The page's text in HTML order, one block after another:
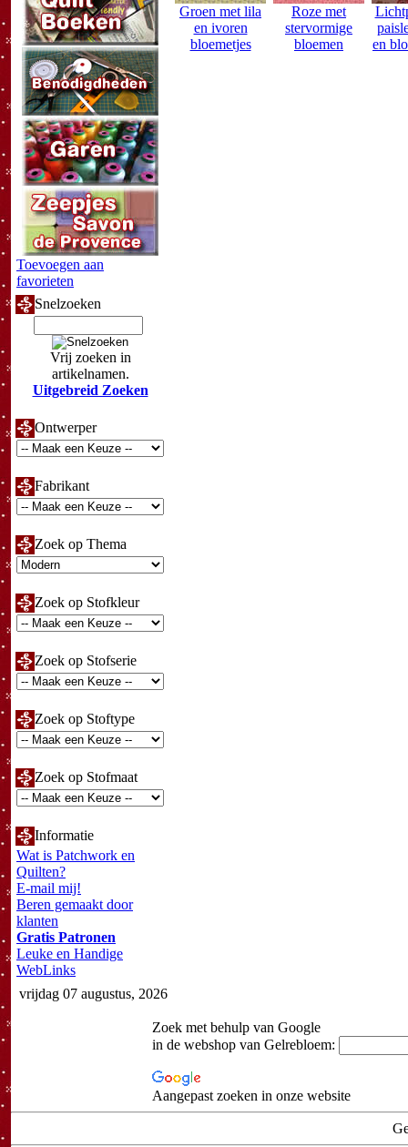
Toevoegen aan
favorieten
Snelzoeken
Vrij zoeken in
artikelnamen.
Uitgebreid Zoeken
Ontwerper
Fabrikant
Zoek op Thema
Zoek op Stofkleur
Zoek op Stofserie
Zoek op Stoftype
Zoek op Stofmaat
Informatie
Wat is Patchwork en
Quilten?
E-mail mij!
Beren gemaakt door
klanten
Gratis Patronen
Leuke en Handige
WebLinks
Groen met lila
en ivoren
bloemetjes
Roze met
stervormige
bloemen
en
vrijdag 07 augustus, 2026
Zoek met behulp van Google
in de webshop van Gelrebloem:
Aangepast zoeken in onze website